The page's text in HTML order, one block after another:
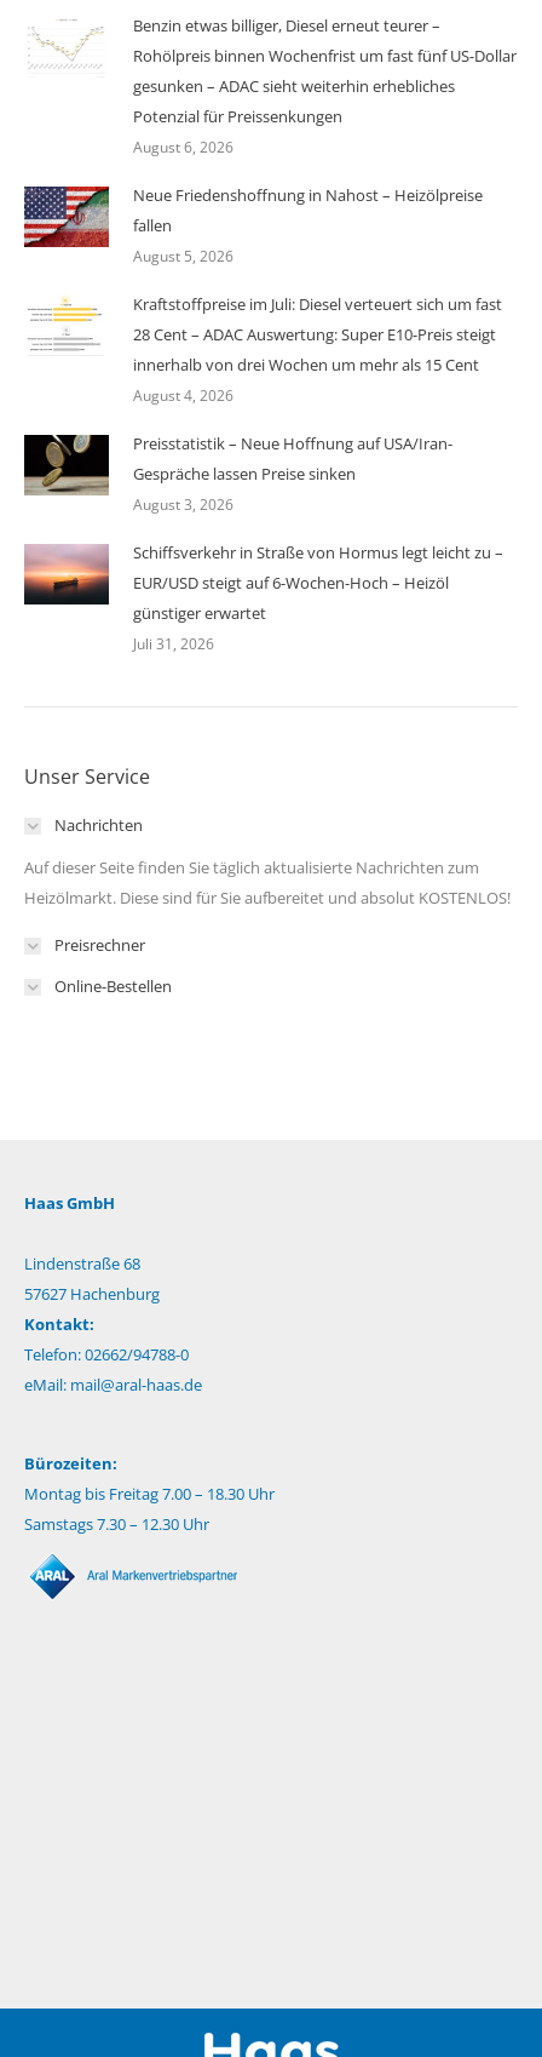
Benzin etwas billiger, Diesel erneut teurer –
Rohölpreis binnen Wochenfrist um fast fünf US-Dollar
gesunken – ADAC sieht weiterhin erhebliches
Potenzial für Preissenkungen
August 6, 2026
Neue Friedenshoffnung in Nahost – Heizölpreise
fallen
August 5, 2026
Kraftstoffpreise im Juli: Diesel verteuert sich um fast
28 Cent – ADAC Auswertung: Super E10-Preis steigt
innerhalb von drei Wochen um mehr als 15 Cent
August 4, 2026
Preisstatistik – Neue Hoffnung auf USA/Iran-
Gespräche lassen Preise sinken
August 3, 2026
Schiffsverkehr in Straße von Hormus legt leicht zu –
EUR/USD steigt auf 6-Wochen-Hoch – Heizöl
günstiger erwartet
Juli 31, 2026
Unser Service
Nachrichten
Auf dieser Seite finden Sie täglich aktualisierte Nachrichten zum
Heizölmarkt. Diese sind für Sie aufbereitet und absolut KOSTENLOS!
Preisrechner
Online-Bestellen
Haas GmbH
Lindenstraße 68
57627 Hachenburg
Kontakt:
Telefon: 02662/94788-0
eMail: mail@aral-haas.de
Bürozeiten:
Montag bis Freitag 7.00 – 18.30 Uhr
Samstags 7.30 – 12.30 Uhr